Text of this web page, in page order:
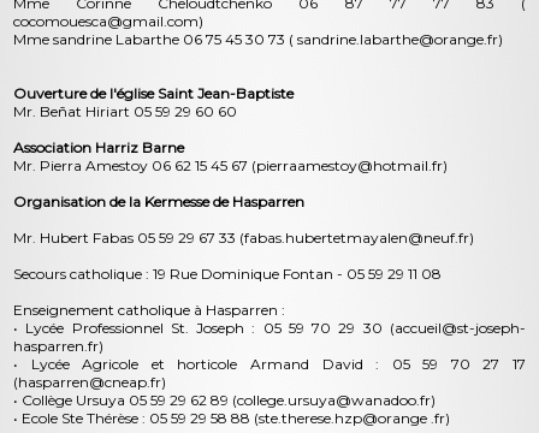
cocomouesca@gmail.com)
Mme sandrine Labarthe 06 75 45 30 73 ( sandrine.labarthe@orange.fr)
Ouverture de l'église Saint Jean-Baptiste
Mr. Beñat Hiriart 05 59 29 60 60
Association Harriz Barne
Mr. Pierra Amestoy 06 62 15 45 67 (pierraamestoy@hotmail.fr)
Organisation de la Kermesse de Hasparren
Mr. Hubert Fabas 05 59 29 67 33 (fabas.hubertetmayalen@neuf.fr)
Secours catholique : 19 Rue Dominique Fontan - 05 59 29 11 08
Enseignement catholique à Hasparren :
• Lycée Professionnel St. Joseph : 05 59 70 29 30 (accueil@st-joseph-
hasparren.fr)
• Lycée Agricole et horticole Armand David : 05 59 70 27 17
(hasparren@cneap.fr)
• Collège Ursuya 05 59 29 62 89 (college.ursuya@wanadoo.fr)
• Ecole Ste Thérèse : 05 59 29 58 88 (ste.therese.hzp@orange .fr)